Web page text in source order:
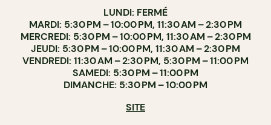
LUNDI: FERMÉ
MARDI: 5:30 PM – 10:00 PM, 11:30 AM – 2:30 PM
MERCREDI: 5:30 PM – 10:00 PM, 11:30 AM – 2:30 PM
JEUDI: 5:30 PM – 10:00 PM, 11:30 AM – 2:30 PM
VENDREDI: 11:30 AM – 2:30 PM, 5:30 PM – 11:00 PM
SAMEDI: 5:30 PM – 11:00 PM
DIMANCHE: 5:30 PM – 10:00 PM
SITE